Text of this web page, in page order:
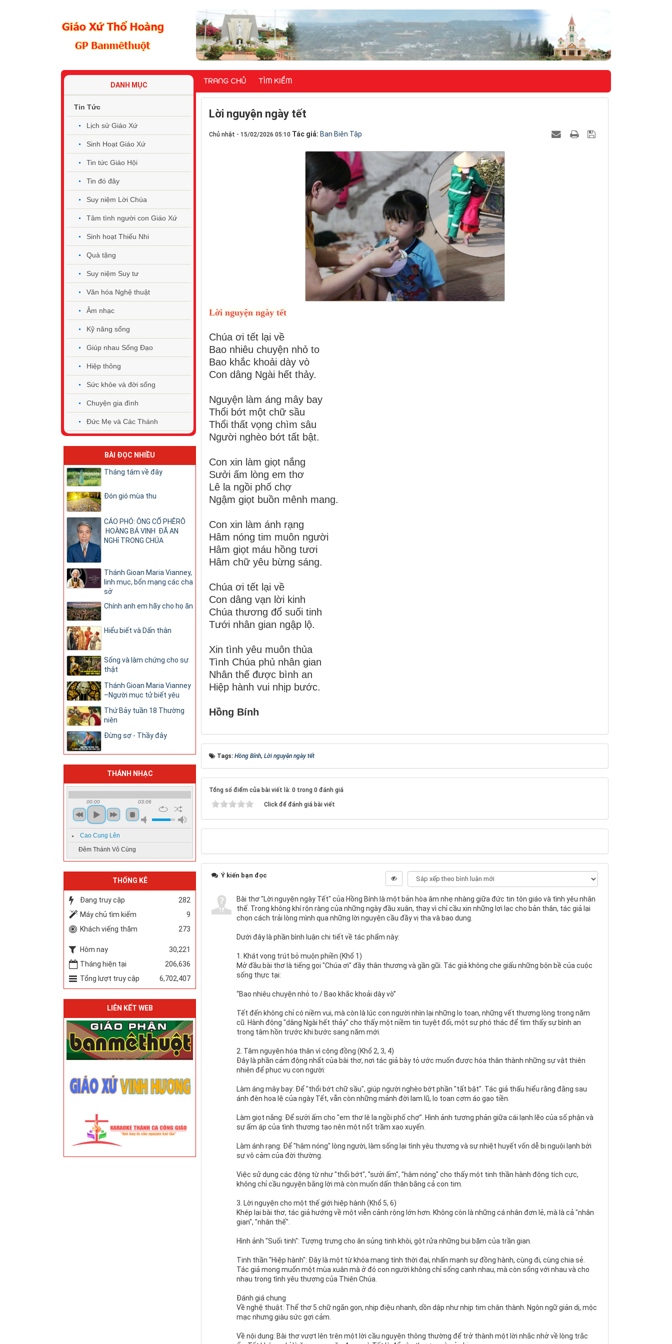
TRANG CHỦ TÌM KIẾM
Lời nguyện ngày tết
Chủ nhật - 15/02/2026 05:10 Tác giả: Ban Biên Tập
Lời nguyện ngày tết
Chúa ơi tết lại về
Bao nhiêu chuyện nhỏ to
Bao khắc khoải dày vò
Con dâng Ngài hết thảy.
Nguyện làm áng mây bay
Thổi bớt một chữ sầu
Thổi thất vọng chìm sâu
Người nghèo bớt tất bật.
Con xin làm giọt nắng
Sưởi ấm lòng em thơ
Lê la ngồi phố chợ
Ngậm giọt buồn mênh mang.
Con xin làm ánh rạng
Hâm nóng tim muôn người
Hâm giọt máu hồng tươi
Hâm chữ yêu bừng sáng.
Chúa ơi tết lại về
Con dâng vạn lời kinh
Chúa thương đổ suối tinh
Tưới nhân gian ngập lộ.
Xin tình yêu muôn thủa
Tình Chúa phủ nhân gian
Nhân thế được bình an
Hiệp hành vui nhịp bước.
Hồng Bính
Tags: Hồng Bính, Lời nguyện ngày tết
Tổng số điểm của bài viết là: 0 trong 0 đánh giá
Click để đánh giá bài viết
Ý kiến bạn đọc
Bài thơ "Lời nguyện ngày Tết" của Hồng Bính là một bản hòa âm nhẹ nhàng giữa đức tin tôn giáo và tình yêu nhân
thế. Trong không khí rộn ràng của những ngày đầu xuân, thay vì chỉ cầu xin những lợi lạc cho bản thân, tác giả lại
chọn cách trải lòng mình qua những lời nguyện cầu đầy vị tha và bao dung.
Dưới đây là phần bình luận chi tiết về tác phẩm này:
1. Khát vọng trút bỏ muộn phiền (Khổ 1)
Mở đầu bài thơ là tiếng gọi "Chúa ơi" đầy thân thương và gần gũi. Tác giả không che giấu những bộn bề của cuộc
sống thực tại:
“Bao nhiêu chuyện nhỏ to / Bao khắc khoải dày vò”
Tết đến không chỉ có niềm vui, mà còn là lúc con người nhìn lại những lo toan, những vết thương lòng trong năm
cũ. Hành động "dâng Ngài hết thảy" cho thấy một niềm tin tuyệt đối, một sự phó thác để tìm thấy sự bình an
trong tâm hồn trước khi bước sang năm mới.
2. Tâm nguyện hóa thân vì cộng đồng (Khổ 2, 3, 4)
Đây là phần cảm động nhất của bài thơ, nơi tác giả bày tỏ ước muốn được hóa thân thành những sự vật thiên
nhiên để phục vụ con người:
Làm áng mây bay: Để "thổi bớt chữ sầu", giúp người nghèo bớt phần "tất bật". Tác giả thấu hiểu rằng đằng sau
ánh đèn hoa lệ của ngày Tết, vẫn còn những mảnh đời lam lũ, lo toan cơm áo gạo tiền.
Làm giọt nắng: Để sưởi ấm cho "em thơ lê la ngồi phố chợ". Hình ảnh tương phản giữa cái lạnh lẽo của số phận và
sự ấm áp của tình thương tạo nên một nốt trầm xao xuyến.
Làm ánh rạng: Để "hâm nóng" lòng người, làm sống lại tình yêu thương và sự nhiệt huyết vốn dễ bị nguội lạnh bởi
sự vô cảm của đời thường.
Việc sử dụng các động từ như "thổi bớt", "sưởi ấm", "hâm nóng" cho thấy một tinh thần hành động tích cực,
không chỉ cầu nguyện bằng lời mà còn muốn dấn thân bằng cả con tim.
3. Lời nguyện cho một thế giới hiệp hành (Khổ 5, 6)
Khép lại bài thơ, tác giả hướng về một viễn cảnh rộng lớn hơn. Không còn là những cá nhân đơn lẻ, mà là cả "nhân
gian", "nhân thế".
Hình ảnh "Suối tinh": Tượng trưng cho ân sủng tinh khôi, gột rửa những bụi bặm của trần gian.
Tinh thần "Hiệp hành": Đây là một từ khóa mang tính thời đại, nhấn mạnh sự đồng hành, cùng đi, cùng chia sẻ.
Tác giả mong muốn một mùa xuân mà ở đó con người không chỉ sống cạnh nhau, mà còn sống với nhau và cho
nhau trong tình yêu thương của Thiên Chúa.
Đánh giá chung
Về nghệ thuật: Thể thơ 5 chữ ngắn gọn, nhịp điệu nhanh, dồn dập như nhịp tim chân thành. Ngôn ngữ giản dị, mộc
mạc nhưng giàu sức gợi cảm.
Về nội dung: Bài thơ vượt lên trên một lời cầu nguyện thông thường để trở thành một lời nhắc nhở về lòng trắc
DANH MỤC
Tin Tức
Lịch sử Giáo Xứ
Sinh Hoạt Giáo Xứ
Tin tức Giáo Hội
Tin đó đây
Suy niệm Lời Chúa
Tâm tình người con Giáo Xứ
Sinh hoạt Thiếu Nhi
Quà tặng
Suy niệm Suy tư
Văn hóa Nghệ thuật
Âm nhạc
Kỹ năng sống
Giúp nhau Sống Đạo
Hiệp thông
Sức khỏe và đời sống
Chuyện gia đình
Đức Mẹ và Các Thánh
BÀI ĐỌC NHIỀU
Tháng tám về đây
Đón gió mùa thu
CÁO PHÓ: ÔNG CỐ PHÊRÔ
HOÀNG BÁ VINH ĐÃ AN
NGHỉ TRONG CHÚA
Thánh Gioan Maria Vianney,
linh mục, bổn mạng các cha
sở
Chính anh em hãy cho họ ăn
Hiểu biết và Dấn thân
Sống và làm chứng cho sự
thật
Thánh Gioan Maria Vianney
–Người mục tử biết yêu
Thứ Bảy tuần 18 Thường
niên
Đừng sợ - Thầy đây
THÁNH NHẠC
00:00 03:06
Cao Cung Lên
Đêm Thánh Vô Cùng
THỐNG KÊ
Đang truy cập
282
Máy chủ tìm kiếm
9
Khách viếng thăm
273
Hôm nay
30,221
Tháng hiện tại
206,636
Tổng lượt truy cập
6,702,407
LIÊN KẾT WEB